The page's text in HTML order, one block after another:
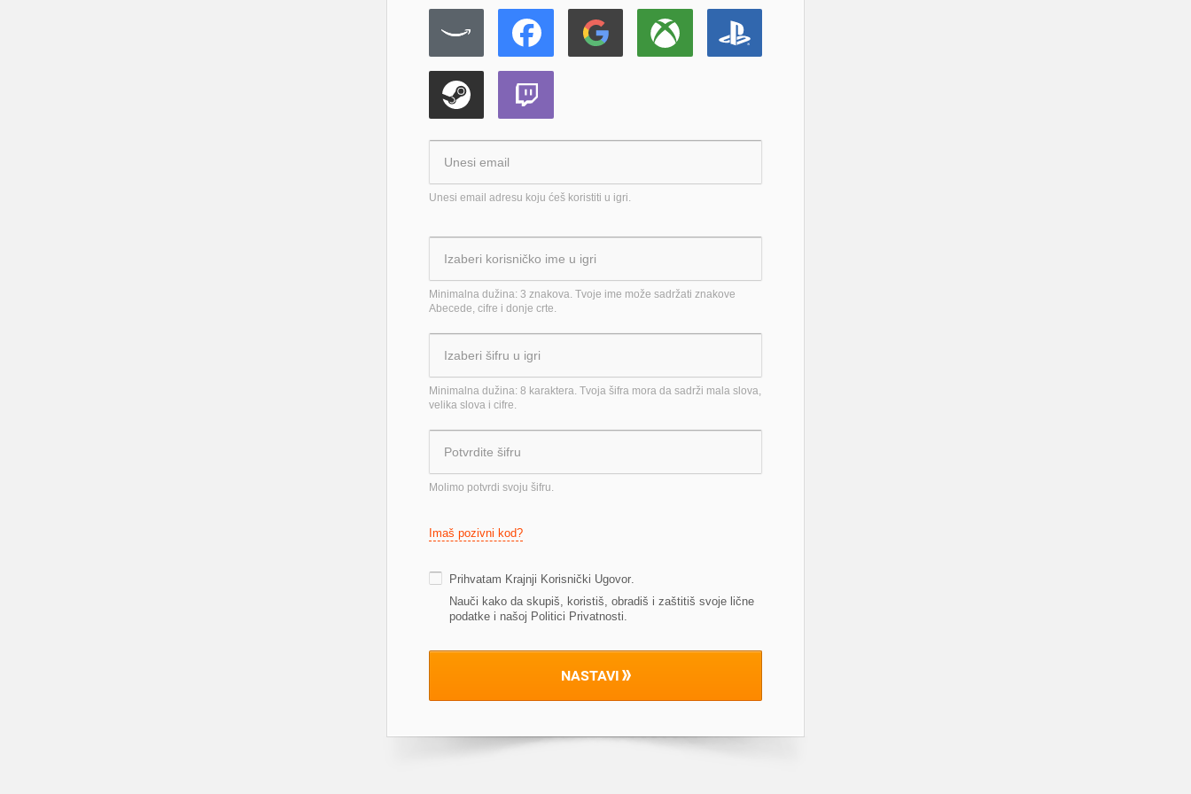
Unesi email adresu koju ćeš koristiti u igri.
Minimalna dužina: 3 znakova. Tvoje ime može sadržati znakove
Abecede, cifre i donje crte.
Minimalna dužina: 8 karaktera. Tvoja šifra mora da sadrži mala slova,
velika slova i cifre.
Molimo potvrdi svoju šifru.
Imaš pozivni kod?
Prihvatam Krajnji Korisnički Ugovor.
Nauči kako da skupiš, koristiš, obradiš i zaštitiš svoje lične
podatke i našoj Politici Privatnosti.
NASTAVI